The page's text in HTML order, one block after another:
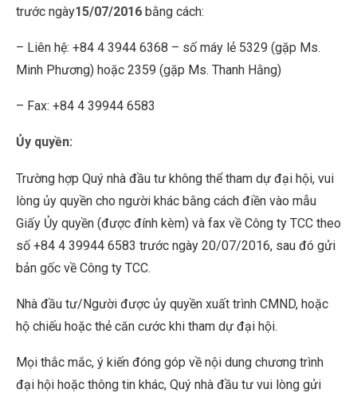
trước ngày15/07/2016 bằng cách:
– Liên hệ: +84 4 3944 6368 – số máy lẻ 5329 (gặp Ms.
Minh Phương) hoặc 2359 (gặp Ms. Thanh Hằng)
– Fax: +84 4 39944 6583
Ủy quyền:
Trường hợp Quý nhà đầu tư không thể tham dự đại hội, vui
lòng ủy quyền cho người khác bằng cách điền vào mẫu
Giấy Ủy quyền (được đính kèm) và fax về Công ty TCC theo
số +84 4 39944 6583 trước ngày 20/07/2016, sau đó gửi
bản gốc về Công ty TCC.
Nhà đầu tư/Người được ủy quyền xuất trình CMND, hoặc
hộ chiếu hoặc thẻ căn cước khi tham dự đại hội.
Mọi thắc mắc, ý kiến đóng góp về nội dung chương trình
đại hội hoặc thông tin khác, Quý nhà đầu tư vui lòng gửi